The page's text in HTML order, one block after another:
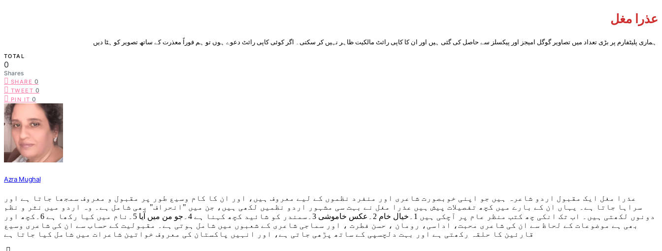
عذرا مغل
TOTAL
0
Shares
SHARE 0
TWEET 0
PIN IT 0
Azra Mughal
عذرا مغل ایک مقبول اردو شاعرہ ہیں جو اپنی خوبصورت شاعری اور منفرد نظموں کے لیے معروف ہیں، اور ان کا کام وسیع طور پر مقبول و معروف سمجھا جاتا ہے اور
سراہا جاتا ہے۔ یہاں ان کے بارے میں کچھ تفصیلات پیش ہیں عذرا مغل نے بہت سی مشہور اردو نظمیں لکھی ہیں، جن میں "انحراف" بھی شامل ہے۔ وہ اردو میں نثر و نظم
دونوں لکھتی ہیں۔ اب تک انکی چھ کتب منظر عام پر آچکی ہیں 1۔خیال خام 2۔عکس خاموشی 3۔سمندر کو شائید کچھ کہنا ہے 4۔جو من میں آیا 5۔نام میں کیا رکھا ہے 6۔کچھ اور
بھی ہے موضوعات کے لحاظ سے ان کی شاعری محبت، اداسی، رومان ، حسن فطرت ، اور سماجی شاعری کے شعبوں میں شامل ہوتی ہے۔ مقبولیت کے حساب سے ان کی شاعری وسیع
قارئین کا حلقہ رکھتی ہے اور بہت دلچسپی کے ساتھ پڑھی جاتی ہے، اور انہیں پاکستان کی معروف خواتین شاعرات میں شامل کیا جاتا ہے